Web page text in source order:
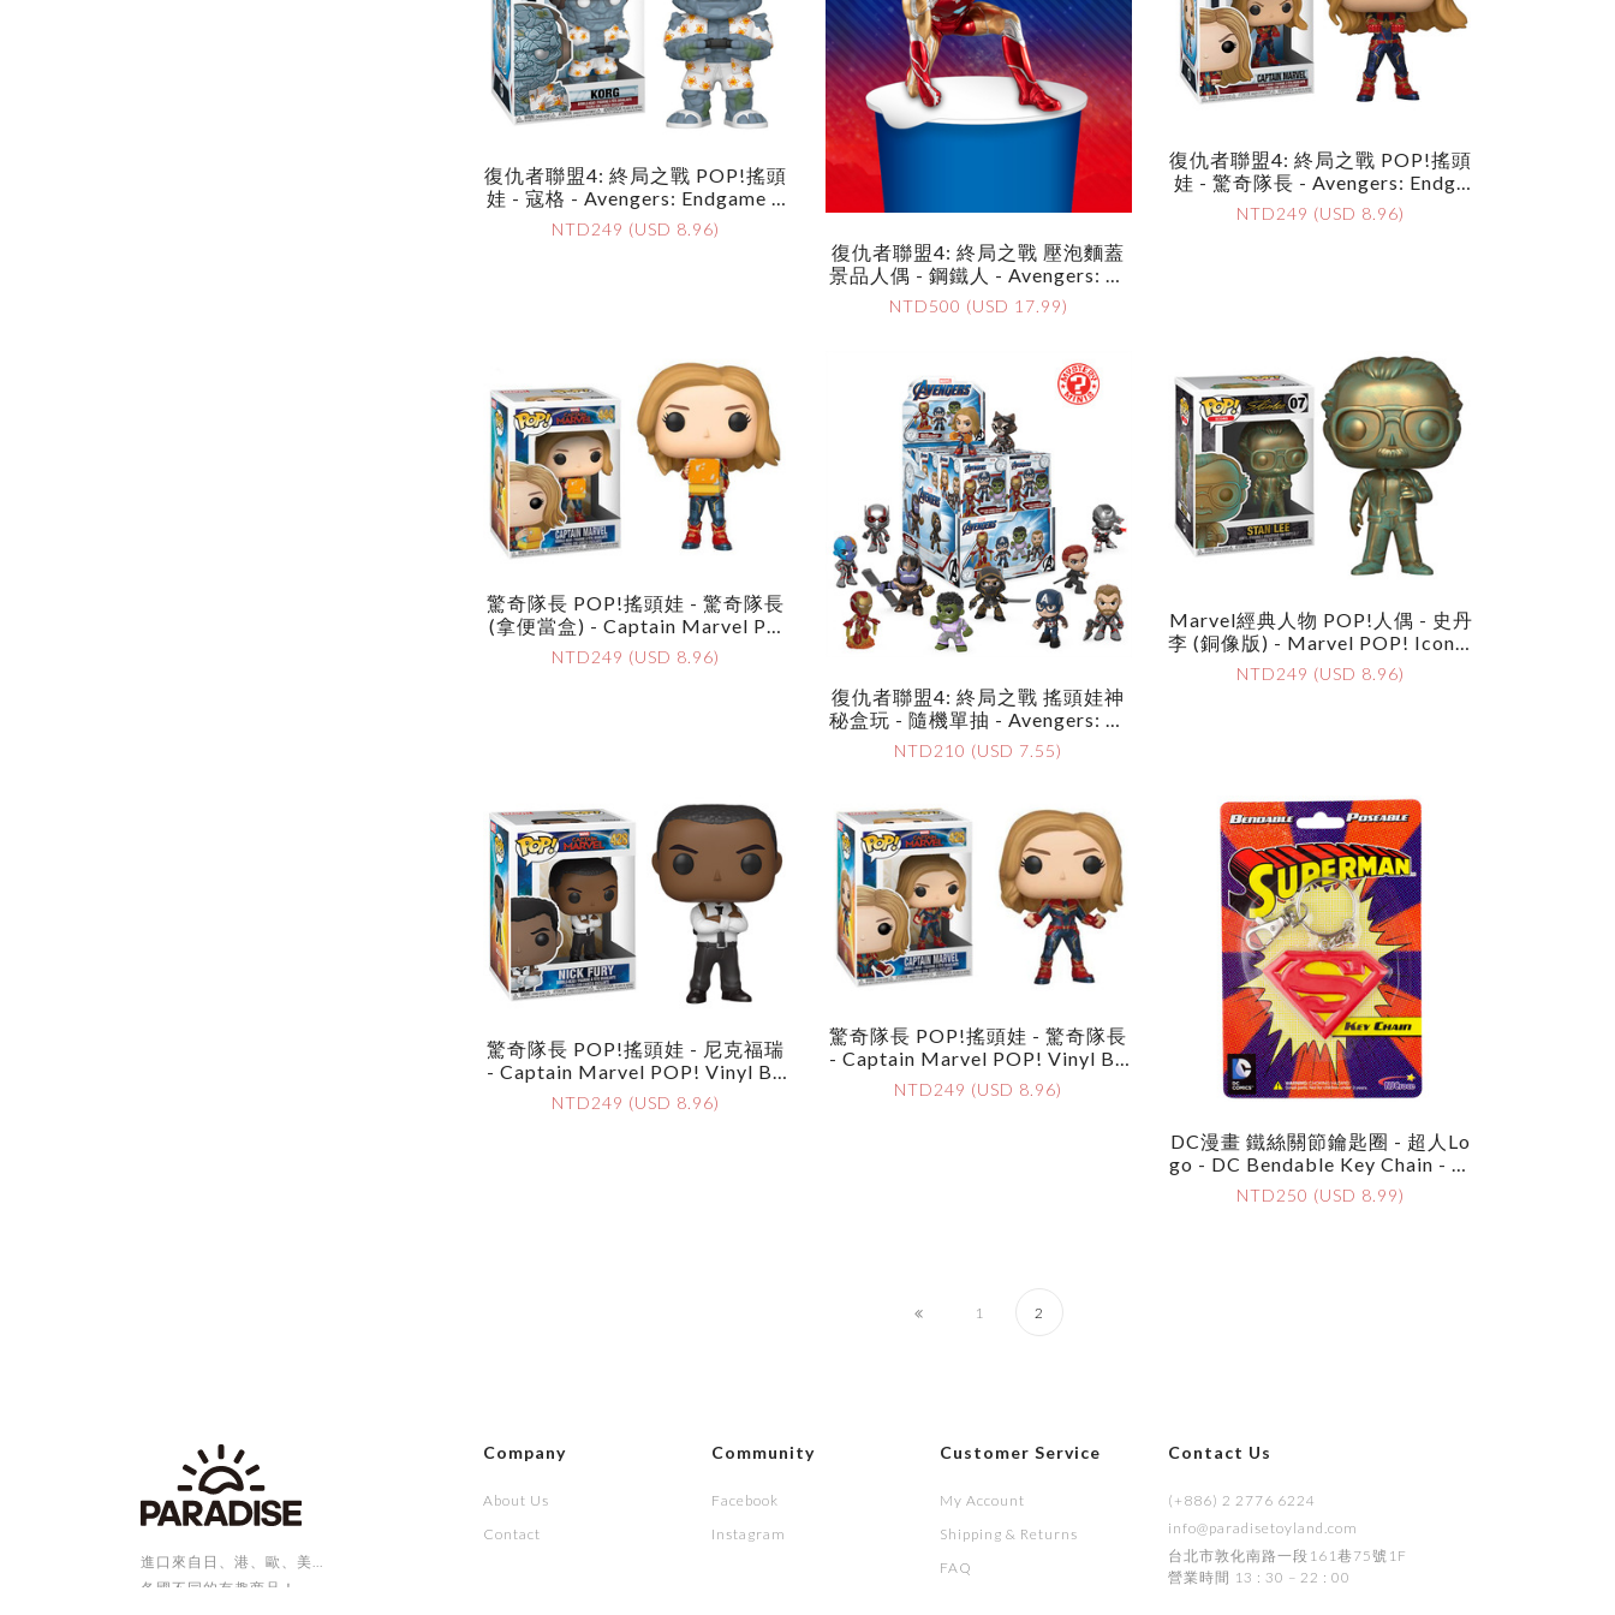
復仇者聯盟4: 終局之戰 POP!搖頭
娃 - 寇格 - Avengers: Endgame P
OP! Vinyl Bobble-Head - Korg
NTD249 (USD 8.96)
復仇者聯盟4: 終局之戰 壓泡麵蓋
景品人偶 - 鋼鐵人 - Avengers: En
Dgame Noodle Stopper Prize Fig
Ure - Iron Man
NTD500 (USD 17.99)
復仇者聯盟4: 終局之戰 POP!搖頭
娃 - 驚奇隊長 - Avengers: Endga
Me POP! Vinyl Bobble-Head - C
Aptain Marvel
NTD249 (USD 8.96)
驚奇隊長 POP!搖頭娃 - 驚奇隊長
(拿便當盒) - Captain Marvel PO
P! Vinyl Bobble-Head - Captain
Marvel (with Lunch Box)
NTD249 (USD 8.96)
復仇者聯盟4: 終局之戰 搖頭娃神
秘盒玩 - 隨機單抽 - Avengers: En
Dgame Bobble-Heads Mystery
Minis - Assortment
NTD210 (USD 7.55)
Marvel經典人物 POP!人偶 - 史丹
李 (銅像版) - Marvel POP! Icon V
Inyl Figure - Stan Lee
NTD249 (USD 8.96)
驚奇隊長 POP!搖頭娃 - 尼克福瑞
- Captain Marvel POP! Vinyl Bo
Bble-Head - Nick Fury
NTD249 (USD 8.96)
驚奇隊長 POP!搖頭娃 - 驚奇隊長
- Captain Marvel POP! Vinyl Bo
Bble-Head - Captain Marvel
NTD249 (USD 8.96)
DC漫畫 鐵絲關節鑰匙圈 - 超人Lo
Go - DC Bendable Key Chain - Su
Perman Logo
NTD250 (USD 8.99)
1 2
進口來自日、港、歐、美...
各國不同的有趣商品！
Company
About Us
Contact
Community
Facebook
Instagram
Customer Service
My Account
Shipping & Returns
FAQ
Contact Us
(+886) 2 2776 6224
info@paradisetoyland.com
台北市敦化南路一段161巷75號1F
營業時間 13 : 30 – 22 : 00